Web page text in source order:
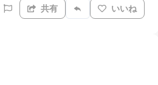
共有 いいね